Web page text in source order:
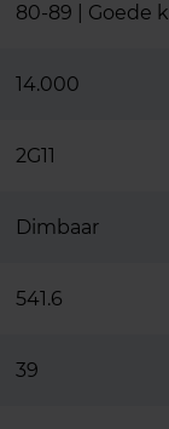
80-89 | Goede
14.000
2G11
Dimbaar
541.6
39